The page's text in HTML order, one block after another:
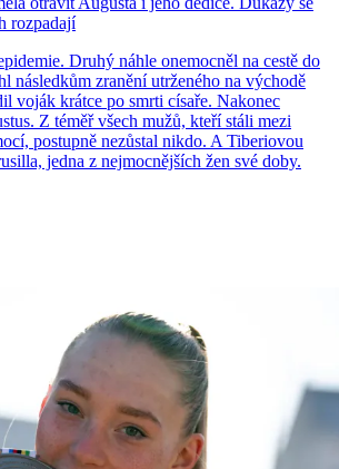
rozpadají
Druhý náhle onemocněl na cestě do
následkům zranění utrženého na východě
voják krátce po smrti císaře. Nakonec
Z téměř všech mužů, kteří stáli mezi
postupně nezůstal nikdo. A Tiberiovou
jedna z nejmocnějších žen své doby.